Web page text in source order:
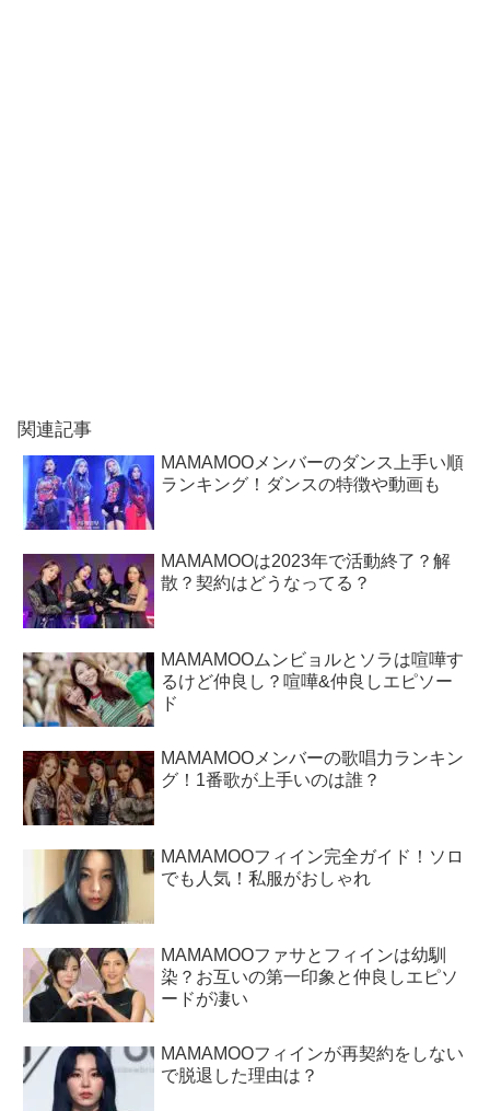
関連記事
MAMAMOOメンバーのダンス上手い順
ランキング！ダンスの特徴や動画も
MAMAMOOは2023年で活動終了？解
散？契約はどうなってる？
MAMAMOOムンビョルとソラは喧嘩す
るけど仲良し？喧嘩&仲良しエピソー
ド
MAMAMOOメンバーの歌唱力ランキン
グ！1番歌が上手いのは誰？
MAMAMOOフィイン完全ガイド！ソロ
でも人気！私服がおしゃれ
MAMAMOOファサとフィインは幼馴
染？お互いの第一印象と仲良しエピソ
ードが凄い
MAMAMOOフィインが再契約をしない
で脱退した理由は？